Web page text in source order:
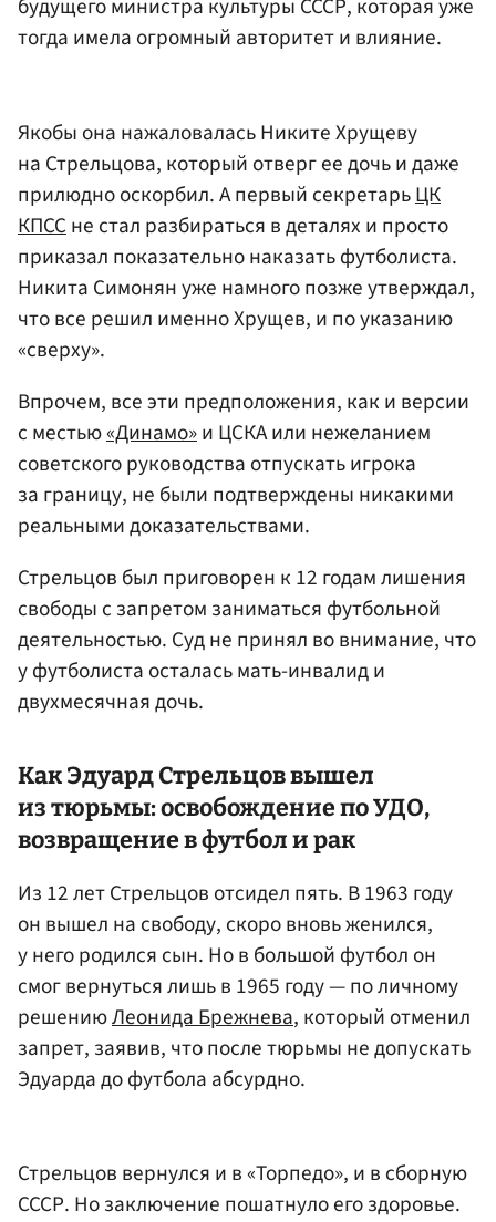
будущего министра культуры СССР, которая уже
тогда имела огромный авторитет и влияние.
Якобы она нажаловалась Никите Хрущеву
на Стрельцова, который отверг ее дочь и даже
прилюдно оскорбил. А первый секретарьЦК
КПССне стал разбираться в деталях и просто
приказал показательно наказать футболиста.
Никита Симонян уже намного позже утверждал,
что все решил именно Хрущев, и по указанию
«сверху».
Впрочем, все эти предположения, как и версии
с местью«Динамо»и ЦСКА или нежеланием
советского руководства отпускать игрока
за границу, не были подтверждены никакими
реальными доказательствами.
Стрельцов был приговорен к 12 годам лишения
свободы с запретом заниматься футбольной
деятельностью. Суд не принял во внимание, что
у футболиста осталась мать-инвалид и
двухмесячная дочь.
Как Эдуард Стрельцов вышел
из тюрьмы: освобождение по УДО,
возвращение в футбол и рак
Из 12 лет Стрельцов отсидел пять. В 1963 году
он вышел на свободу, скоро вновь женился,
у него родился сын. Но в большой футбол он
смог вернуться лишь в 1965 году — по личному
решениюЛеонида Брежнева, который отменил
запрет, заявив, что после тюрьмы не допускать
Эдуарда до футбола абсурдно.
Стрельцов вернулся и в «Торпедо», и в сборную
СССР. Но заключение пошатнуло его здоровье.